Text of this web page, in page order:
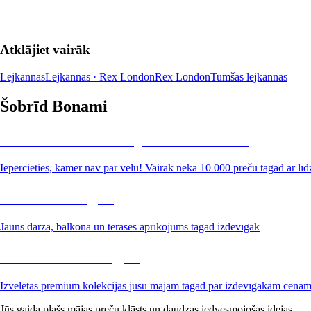
Atklājiet vairāk
LejkannasLejkannas · Rex LondonRex LondonTumšas lejkannas
Šobrīd Bonami
Iepērcieties, kamēr nav par vēlu! Vairāk nekā 10 000 preču tagad ar
Jauns dārza, balkona un terases aprīkojums tagad izdevīgāk
Izvēlētas premium kolekcijas jūsu mājām tagad par izdevīgākām cenām